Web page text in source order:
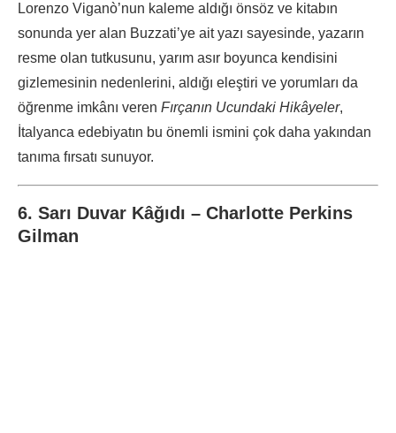
Lorenzo Viganò’nun kaleme aldığı önsöz ve kitabın
sonunda yer alan Buzzati’ye ait yazı sayesinde, yazarın
resme olan tutkusunu, yarım asır boyunca kendisini
gizlemesinin nedenlerini, aldığı eleştiri ve yorumları da
öğrenme imkânı veren Fırçanın Ucundaki Hikâyeler,
İtalyanca edebiyatın bu önemli ismini çok daha yakından
tanıma fırsatı sunuyor.
6. Sarı Duvar Kâğıdı – Charlotte Perkins
Gilman